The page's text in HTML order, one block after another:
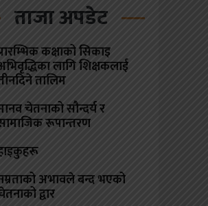
ताजा अपडेट
कक्षाको सिकाइ
लागि शिक्षकलाई
तालिम
चेतनाको सौन्दर्य र
रूपान्तरण
अभावले बन्द भएको
द्वार